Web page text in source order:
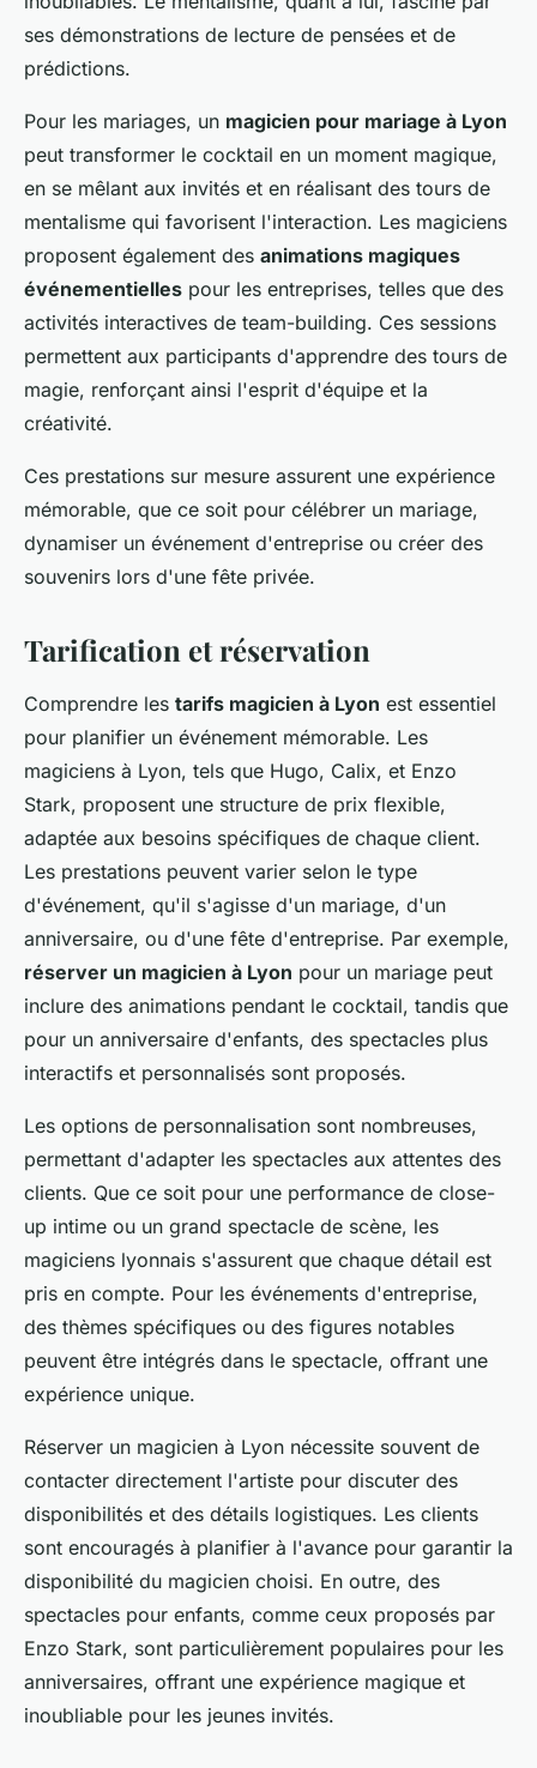
ses démonstrations de lecture de pensées et de
prédictions.
Pour les mariages, un magicien pour mariage à Lyon
peut transformer le cocktail en un moment magique,
en se mêlant aux invités et en réalisant des tours de
mentalisme qui favorisent l'interaction. Les magiciens
proposent également des animations magiques
événementielles pour les entreprises, telles que des
activités interactives de team-building. Ces sessions
permettent aux participants d'apprendre des tours de
magie, renforçant ainsi l'esprit d'équipe et la
créativité.
Ces prestations sur mesure assurent une expérience
mémorable, que ce soit pour célébrer un mariage,
dynamiser un événement d'entreprise ou créer des
souvenirs lors d'une fête privée.
Tarification et réservation
Comprendre les tarifs magicien à Lyon est essentiel
pour planifier un événement mémorable. Les
magiciens à Lyon, tels que Hugo, Calix, et Enzo
Stark, proposent une structure de prix flexible,
adaptée aux besoins spécifiques de chaque client.
Les prestations peuvent varier selon le type
d'événement, qu'il s'agisse d'un mariage, d'un
anniversaire, ou d'une fête d'entreprise. Par exemple,
réserver un magicien à Lyon pour un mariage peut
inclure des animations pendant le cocktail, tandis que
pour un anniversaire d'enfants, des spectacles plus
interactifs et personnalisés sont proposés.
Les options de personnalisation sont nombreuses,
permettant d'adapter les spectacles aux attentes des
clients. Que ce soit pour une performance de close-
up intime ou un grand spectacle de scène, les
magiciens lyonnais s'assurent que chaque détail est
pris en compte. Pour les événements d'entreprise,
des thèmes spécifiques ou des figures notables
peuvent être intégrés dans le spectacle, offrant une
expérience unique.
Réserver un magicien à Lyon nécessite souvent de
contacter directement l'artiste pour discuter des
disponibilités et des détails logistiques. Les clients
sont encouragés à planifier à l'avance pour garantir la
disponibilité du magicien choisi. En outre, des
spectacles pour enfants, comme ceux proposés par
Enzo Stark, sont particulièrement populaires pour les
anniversaires, offrant une expérience magique et
inoubliable pour les jeunes invités.